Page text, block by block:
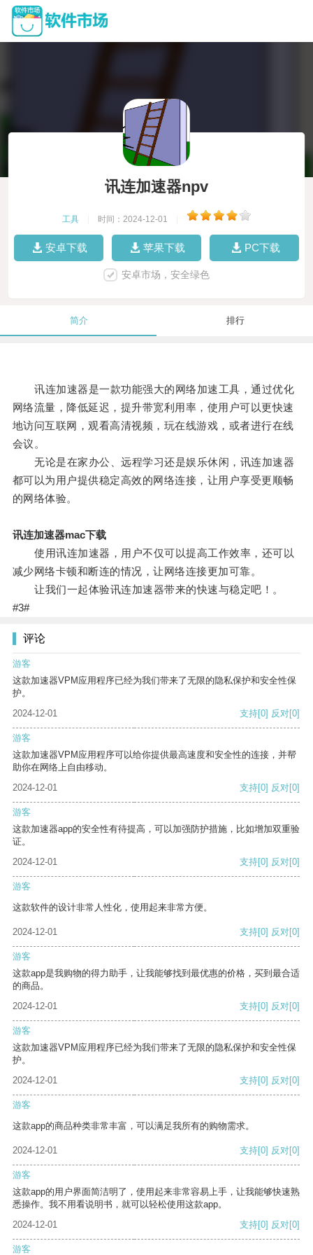
讯连加速器npv
工具 时间：2024-12-01
安卓下载 苹果下载 PC下载
安卓市场，安全绿色
简介 排行
讯连加速器是一款功能强大的网络加速工具，通过优化
网络流量，降低延迟，提升带宽利用率，使用户可以更快速
地访问互联网，观看高清视频，玩在线游戏，或者进行在线
会议。
无论是在家办公、远程学习还是娱乐休闲，讯连加速器
都可以为用户提供稳定高效的网络连接，让用户享受更顺畅
的网络体验。
讯连加速器mac下载
使用讯连加速器，用户不仅可以提高工作效率，还可以
减少网络卡顿和断连的情况，让网络连接更加可靠。
让我们一起体验讯连加速器带来的快速与稳定吧！。
#3#
评论
游客
这款加速器VPM应用程序已经为我们带来了无限的隐私保护和安全性保
护。
2024-12-01
支持[0] 反对[0]
游客
这款加速器VPM应用程序可以给你提供最高速度和安全性的连接，并帮
助你在网络上自由移动。
2024-12-01
支持[0] 反对[0]
游客
这款加速器app的安全性有待提高，可以加强防护措施，比如增加双重验
证。
2024-12-01
支持[0] 反对[0]
游客
这款软件的设计非常人性化，使用起来非常方便。
2024-12-01 支持[0] 反对[0]
游客
这款app是我购物的得力助手，让我能够找到最优惠的价格，买到最合适
的商品。
2024-12-01
支持[0] 反对[0]
游客
这款加速器VPM应用程序已经为我们带来了无限的隐私保护和安全性保
护。
2024-12-01
支持[0] 反对[0]
游客
这款app的商品种类非常丰富，可以满足我所有的购物需求。
2024-12-01 支持[0] 反对[0]
游客
这款app的用户界面简洁明了，使用起来非常容易上手，让我能够快速熟
悉操作。我不用看说明书，就可以轻松使用这款app。
2024-12-01
支持[0] 反对[0]
游客